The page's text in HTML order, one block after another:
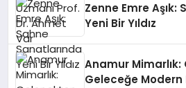
Zenne Emre
Yeni Bir Yıldız
Anamur
Geleceğe Modern